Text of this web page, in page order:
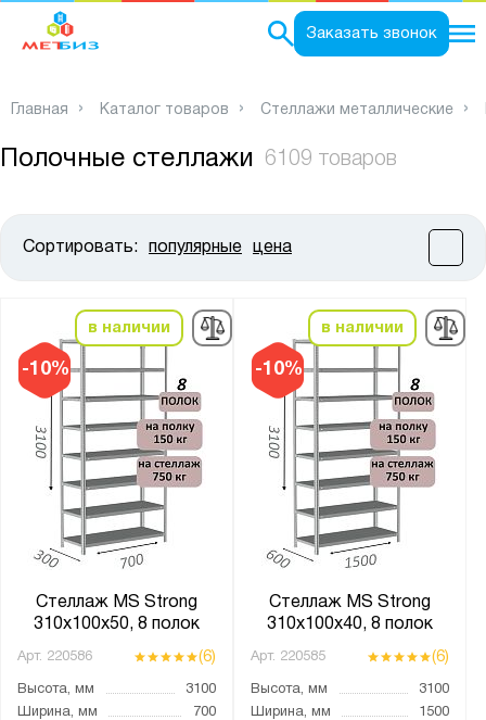
Заказать звонок
Главная Каталог товаров Стеллажи металлические
Полочные стеллажи 6109 товаров
Сортировать: популярные цена
-10%
в наличии
Стеллаж MS Strong
310х100х50, 8 полок
Арт. 220586 (6)
Высота, мм
3100
Ширина, мм
700
-10%
в наличии
Стеллаж MS Strong
310х100х40, 8 полок
Арт. 220585 (6)
Высота, мм
3100
Ширина, мм
1500
Высота, мм:
от до
Ширина, мм:
Глубина, мм:
от до
Тип покрытия поверхности:
оцинкованное